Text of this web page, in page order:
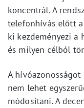
koncentrál. A
telefonhívás előtt
ki kezdeményezi a
és milyen célból
A
nem lehet
módosítani. A